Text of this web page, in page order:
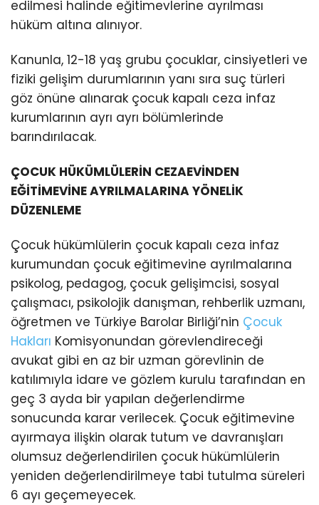
edilmesi halinde eğitimevlerine ayrılması
hüküm altına alınıyor.
Kanunla, 12-18 yaş grubu çocuklar, cinsiyetleri ve
fiziki gelişim durumlarının yanı sıra suç türleri
göz önüne alınarak çocuk kapalı ceza infaz
kurumlarının ayrı ayrı bölümlerinde
barındırılacak.
ÇOCUK HÜKÜMLÜLERİN CEZAEVİNDEN
EĞİTİMEVİNE AYRILMALARINA YÖNELİK
DÜZENLEME
Çocuk hükümlülerin çocuk kapalı ceza infaz
kurumundan çocuk eğitimevine ayrılmalarına
psikolog, pedagog, çocuk gelişimcisi, sosyal
çalışmacı, psikolojik danışman, rehberlik uzmanı,
öğretmen ve Türkiye Barolar Birliği’nin Çocuk
Hakları Komisyonundan görevlendireceği
avukat gibi en az bir uzman görevlinin de
katılımıyla idare ve gözlem kurulu tarafından en
geç 3 ayda bir yapılan değerlendirme
sonucunda karar verilecek. Çocuk eğitimevine
ayırmaya ilişkin olarak tutum ve davranışları
olumsuz değerlendirilen çocuk hükümlülerin
yeniden değerlendirilmeye tabi tutulma süreleri
6 ayı geçemeyecek.